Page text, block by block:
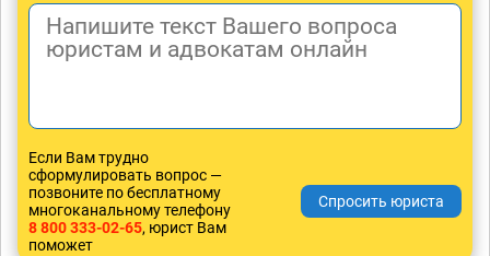
Если Вам трудно
сформулировать вопрос —
позвоните по бесплатному
многоканальному телефону
8 800 333-02-65, юрист Вам
поможет